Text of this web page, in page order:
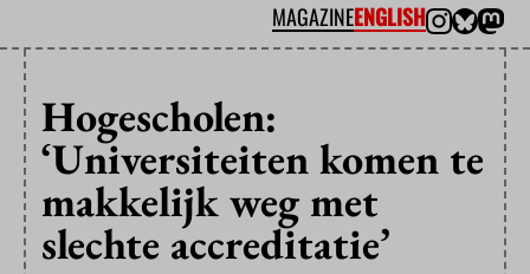
MAGAZINEENGLISH
Hogescholen:
‘Universiteiten komen te
makkelijk weg met
slechte accreditatie’